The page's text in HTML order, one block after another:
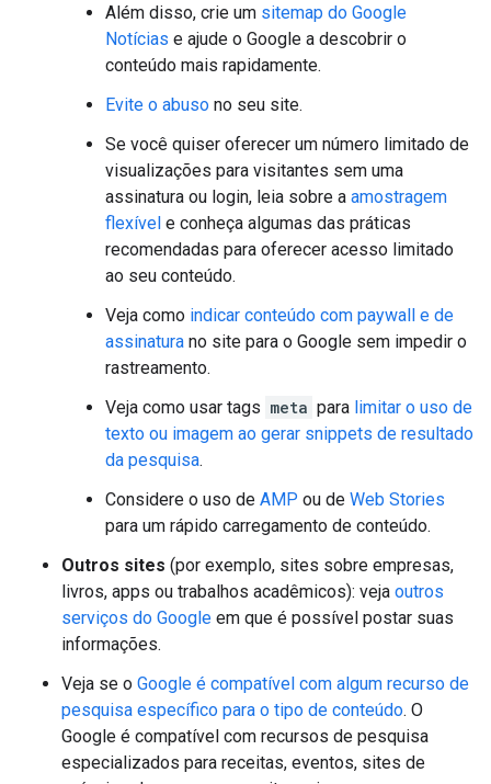
Além disso, crie um sitemap do Google
Notícias e ajude o Google a descobrir o
conteúdo mais rapidamente.
Evite o abuso no seu site.
Se você quiser oferecer um número limitado de
visualizações para visitantes sem uma
assinatura ou login, leia sobre a amostragem
flexível e conheça algumas das práticas
recomendadas para oferecer acesso limitado
ao seu conteúdo.
Veja como indicar conteúdo com paywall e de
assinatura no site para o Google sem impedir o
rastreamento.
Veja como usar tags meta para limitar o uso de
texto ou imagem ao gerar snippets de resultado
da pesquisa.
Considere o uso de AMP ou de Web Stories
para um rápido carregamento de conteúdo.
Outros sites (por exemplo, sites sobre empresas,
livros, apps ou trabalhos acadêmicos): veja outros
serviços do Google em que é possível postar suas
informações.
Veja se o Google é compatível com algum recurso de
pesquisa específico para o tipo de conteúdo. O
Google é compatível com recursos de pesquisa
especializados para receitas, eventos, sites de